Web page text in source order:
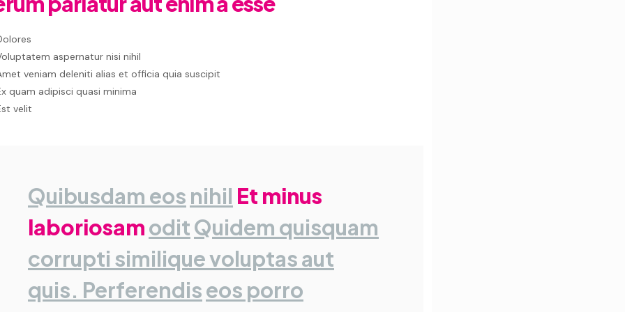
aspernatur nisi nihil
veniam deleniti alias et officia quia suscipit
quam adipisci quasi minima
velit
Quibusdam eos nihil Et minus
laboriosamoditQuidem quisquam
corrupti similique voluptas aut
quis. Perferendiseos porro